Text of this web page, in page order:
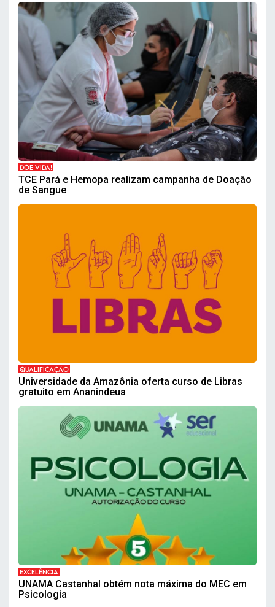
DOE VIDA!
TCE Pará e Hemopa realizam campanha de Doação
de Sangue
QUALIFICAÇÃO
Universidade da Amazônia oferta curso de Libras
gratuito em Ananindeua
EXCELÊNCIA
UNAMA Castanhal obtém nota máxima do MEC em
Psicologia